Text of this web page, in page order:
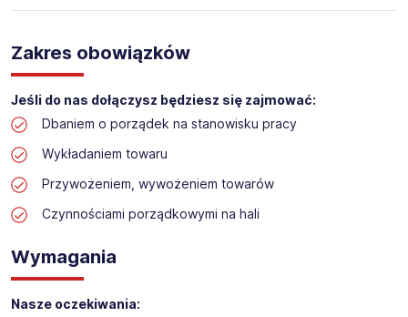
Pośrednictwa Pracy i Doradztwa Personalnego Work &
Profit jest obecnie jedną z największych niezależnych
polskich agencji zatrudnienia. W ciągu wielu lat naszej
działalności daliśmy pracę przeszło 50 000 pracowników
w całym kraju. Skutecznie znajdujemy pracowników dla
największych firm, jak również małych rodzinnych
przedsiębiorstw w Polsce. Agencja jest wpisana pod nr
stanowisko:
Lokalizacja: Swarzędz
Zakres obowiązków
Jeśli do nas dołączysz będziesz się zajmować:
Dbaniem o porządek na stanowisku pracy
Wykładaniem towaru
Przywożeniem, wywożeniem towarów
Czynnościami porządkowymi na hali
Wymagania
Nasze oczekiwania: